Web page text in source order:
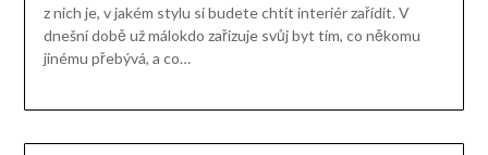
z nich je, v jakém stylu si budete chtít interiér zařídit. V
dnešní době už málokdo zařizuje svůj byt tím, co někomu
jinému přebývá, a co…